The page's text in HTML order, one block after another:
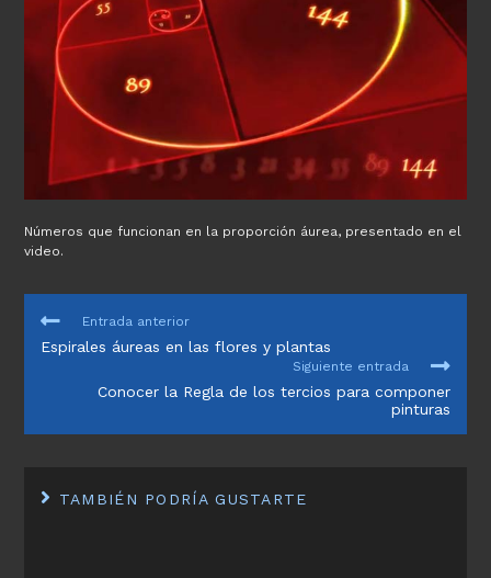
Números que funcionan en la proporción áurea, presentado en el
video.
LEER
ARTÍCULOS
Entrada anterior
Espirales áureas en las flores y plantas
Siguiente entrada
Conocer la Regla de los tercios para componer
pinturas
TAMBIÉN PODRÍA GUSTARTE